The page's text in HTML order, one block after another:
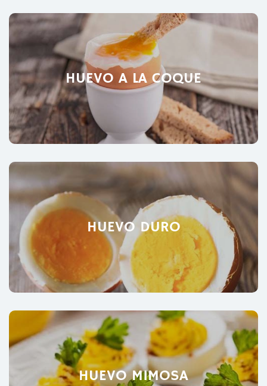
HUEVO A LA COQUE
HUEVO DURO
HUEVO MIMOSA